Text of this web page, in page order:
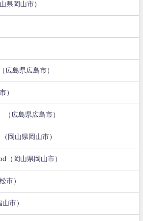
県岡山市）
広島県広島市）
）
（広島県広島市）
岡山県岡山市）
（岡山県岡山市）
市）
市）